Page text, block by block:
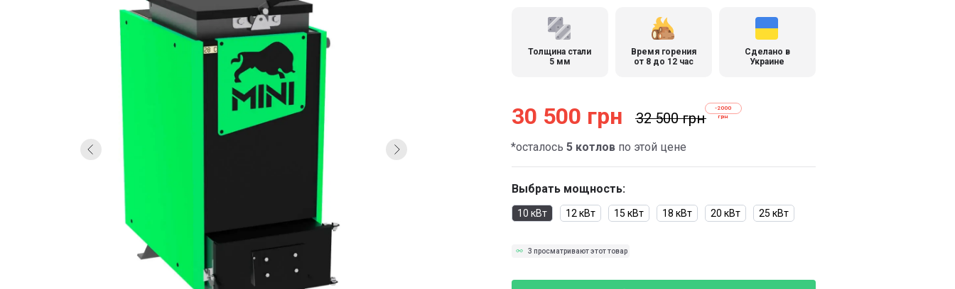
30 500 грн
Толщина стали
5 мм
Выбрать мощность:
10 кВт 12 кВт 15 кВт 18 кВт 25 кВт
20 кВт
Время горения
от 8 до 12 час
Сделано в
Украине
32 500 грн
-2000
грн
*осталось 5 котлов по этой цене
3 просматривают этот товар